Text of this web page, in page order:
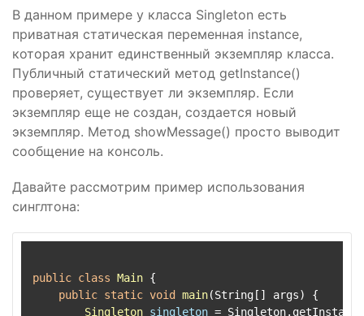
В данном примере у класса Singleton есть
приватная статическая переменная instance,
которая хранит единственный экземпляр класса.
Публичный статический метод getInstance()
проверяет, существует ли экземпляр. Если
экземпляр еще не создан, создается новый
экземпляр. Метод showMessage() просто выводит
сообщение на консоль.
Давайте рассмотрим пример использования
синглтона:
public class Main {
public static void main(String[] args)
{
Singleton singleton =